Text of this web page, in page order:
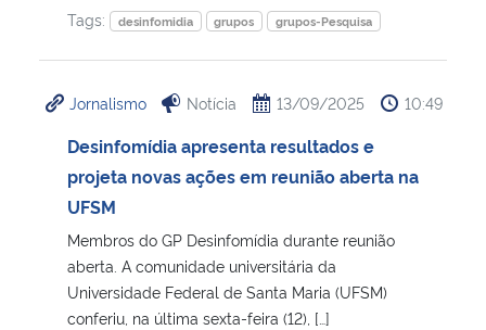
Banco Central do Brasil
Tags:
desinfomidia grupos grupos-Pesquisa
Jornalismo Notícia 13/09/2025 10:49
Desinfomídia apresenta resultados e
projeta novas ações em reunião aberta na
UFSM
Membros do GP Desinfomídia durante reunião
aberta. A comunidade universitária da
Universidade Federal de Santa Maria (UFSM)
conferiu, na última sexta-feira (12), […]